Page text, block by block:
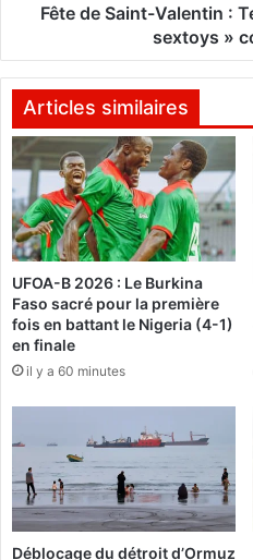
x
s
i
v
i
t
é
d
e
s
d
i
s
t
é
-
V
l
e
n
t
i
n
:
T
e
s
t
d
e
x
n
o
Fête de Saint-Valentin :
sextoys »
Articles similaires
UFOA-B 2026 : Le Burkina
Faso sacré pour la première
fois en battant le Nigeria (4-1)
en finale
il y a 60 minutes
Déblocage du détroit d’Ormuz